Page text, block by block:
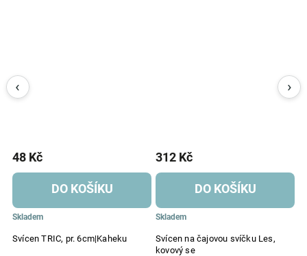
Svícen TRIC, pr. 6cm|Kaheku
Skladem
48 Kč
DO KOŠÍKU
Svícen na čajovou svíčku Les,
kovový se
Skladem
312 Kč
DO KOŠÍKU